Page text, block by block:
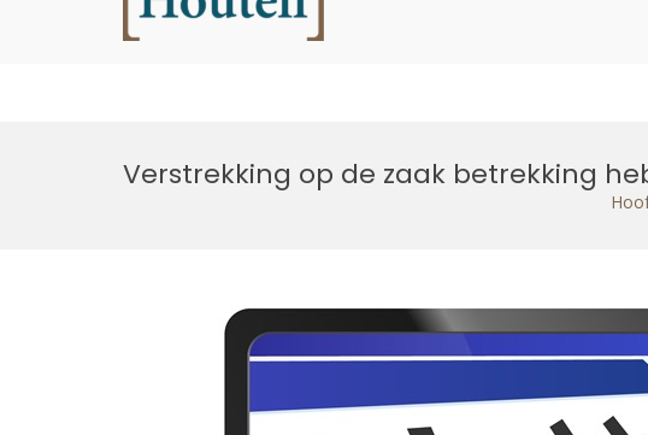
Verstrekking op de zaak betrekking